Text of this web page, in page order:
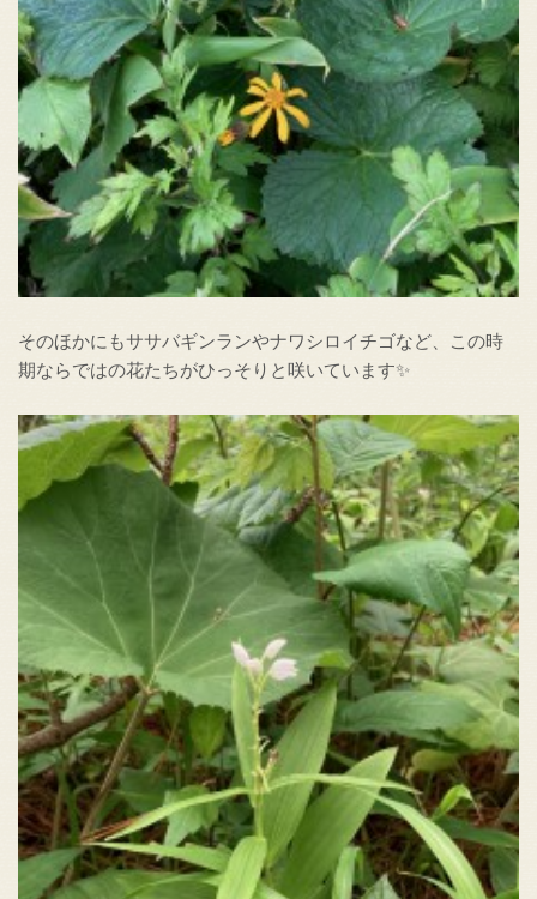
そのほかにもササバギンランやナワシロイチゴなど、この時
期ならではの花たちがひっそりと咲いています✨